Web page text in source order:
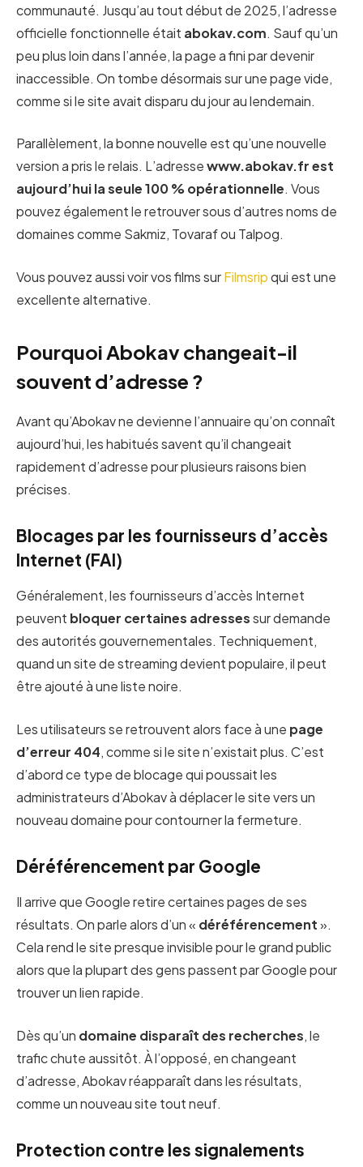
communauté. Jusqu’au tout début de 2025, l’adresse
officielle fonctionnelle était abokav.com. Sauf qu’un
peu plus loin dans l’année, la page a fini par devenir
inaccessible. On tombe désormais sur une page vide,
comme si le site avait disparu du jour au lendemain.
Parallèlement, la bonne nouvelle est qu’une nouvelle
version a pris le relais. L’adressewww.abokav.fr est
aujourd’hui la seule 100 % opérationnelle. Vous
pouvez également le retrouver sous d’autres noms de
domaines comme Sakmiz, Tovaraf ou Talpog.
Vous pouvez aussi voir vos films surFilmsripqui est une
excellente alternative.
Pourquoi Abokav changeait-il
souvent d’adresse ?
Avant qu’Abokav ne devienne l’annuaire qu’on connaît
aujourd’hui, les habitués savent qu’il changeait
rapidement d’adresse pour plusieurs raisons bien
précises.
Blocages par les fournisseurs d’accès
Internet (FAI)
Généralement, les fournisseurs d’accès Internet
peuvent bloquer certaines adressessur demande
des autorités gouvernementales. Techniquement,
quand un site de streaming devient populaire, il peut
être ajouté à une liste noire.
Les utilisateurs se retrouvent alors face à une page
d’erreur 404, comme si le site n’existait plus. C’est
d’abord ce type de blocage qui poussait les
administrateurs d’Abokav à déplacer le site vers un
nouveau domaine pour contourner la fermeture.
Déréférencement par Google
Il arrive que Google retire certaines pages de ses
résultats. On parle alors d’un « déréférencement».
Cela rend le site presque invisible pour le grand public
alors que la plupart des gens passent par Google pour
trouver un lien rapide.
Dès qu’un domaine disparaît des recherches, le
trafic chute aussitôt. À l’opposé, en changeant
d’adresse, Abokav réapparaît dans les résultats,
comme un nouveau site tout neuf.
Protection contre les signalements